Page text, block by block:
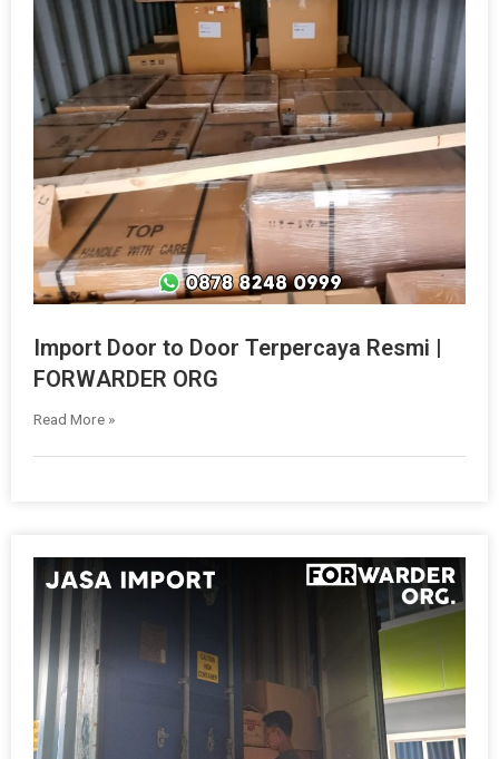
Import Door to Door Terpercaya Resmi |
FORWARDER ORG
Read More »